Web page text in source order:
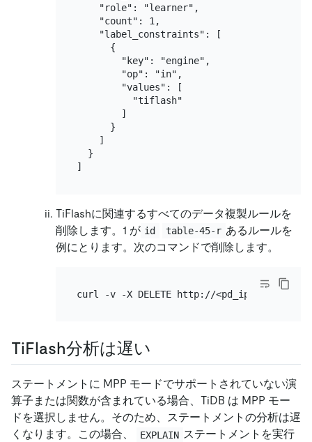
    "role": "learner",
    "count": 1,
    "label_constraints": [
      {
        "key": "engine",
        "op": "in",
        "values": [
          "tiflash"
        ]
      }
    ]
  }
TiFlashに関連するすべてのデータ複製ルールを
削除します。1 が id table-45-r あるルールを
例にとります。次のコマンドで削除します。
TiFlash分析は遅い
ステートメントに MPP モードでサポートされていない演
算子または関数が含まれている場合、TiDB は MPP モー
ドを選択しません。そのため、ステートメントの分析は遅
くなります。この場合、
EXPLAIN ステートメントを実行